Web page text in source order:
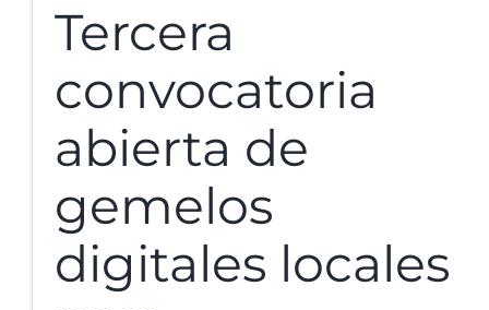
Tercera
convocatoria
abierta de
gemelos
digitales locales